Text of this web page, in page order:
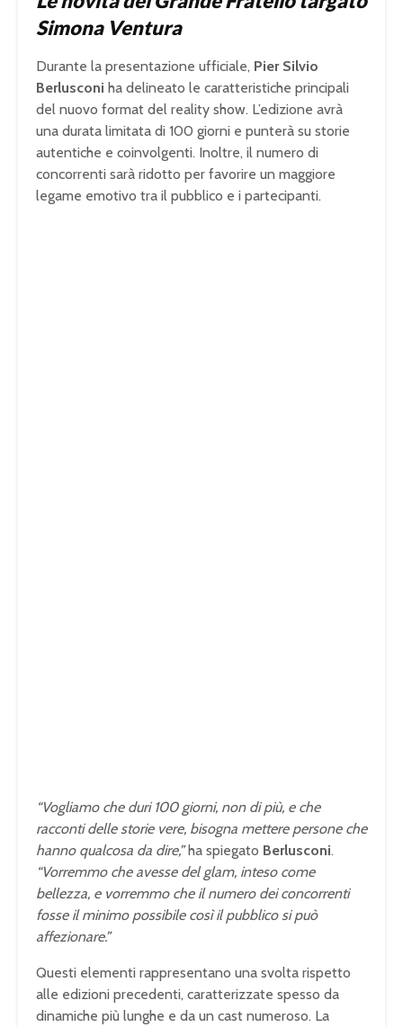
Simona Ventura
Durante la presentazione ufficiale, Pier Silvio
Berlusconi ha delineato le caratteristiche principali
del nuovo format del reality show. L’edizione avrà
una durata limitata di 100 giorni e punterà su storie
autentiche e coinvolgenti. Inoltre, il numero di
concorrenti sarà ridotto per favorire un maggiore
legame emotivo tra il pubblico e i partecipanti.
“Vogliamo che duri 100 giorni, non di più, e che
racconti delle storie vere, bisogna mettere persone che
hanno qualcosa da dire,”ha spiegato Berlusconi.
“Vorremmo che avesse del glam, inteso come
bellezza, e vorremmo che il numero dei concorrenti
fosse il minimo possibile così il pubblico si può
affezionare.”
Questi elementi rappresentano una svolta rispetto
alle edizioni precedenti, caratterizzate spesso da
dinamiche più lunghe e da un cast numeroso. La